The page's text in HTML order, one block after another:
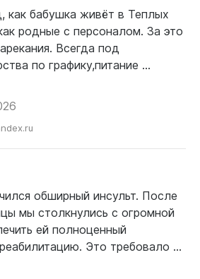
как бабушка живёт в Теплых
родные с персоналом. За это
Всегда под
по графику,питание ...
обширный инсульт. После
мы столкнулись с огромной
ей полноценный
Это требовало ...